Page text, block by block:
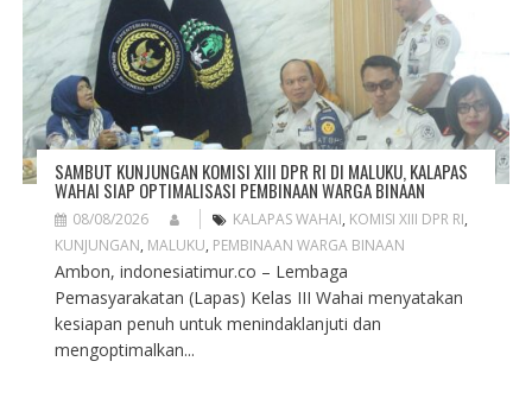
SAMBUT KUNJUNGAN KOMISI XIII DPR RI DI MALUKU, KALAPAS
WAHAI SIAP OPTIMALISASI PEMBINAAN WARGA BINAAN
08/08/2026 KALAPAS WAHAI, KOMISI XIII DPR RI,
KUNJUNGAN, MALUKU, PEMBINAAN WARGA BINAAN
Ambon, indonesiatimur.co – Lembaga
Pemasyarakatan (Lapas) Kelas III Wahai menyatakan
kesiapan penuh untuk menindaklanjuti dan
mengoptimalkan...